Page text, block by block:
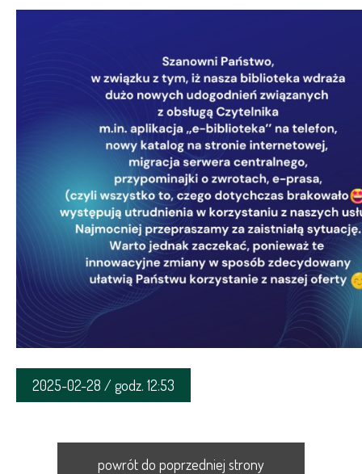
2025-02-28 / godz. 12:53
powrót do poprzedniej strony